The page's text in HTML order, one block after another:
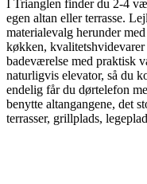
I Trianglen finder du 2-4
egen altan eller terrasse.
materialevalg herunder
køkken,
badeværelse med praktisk
naturligvis elevator, så du
endelig får du dørtelefon
benytte altangangene, det
terrasser, grillplads,